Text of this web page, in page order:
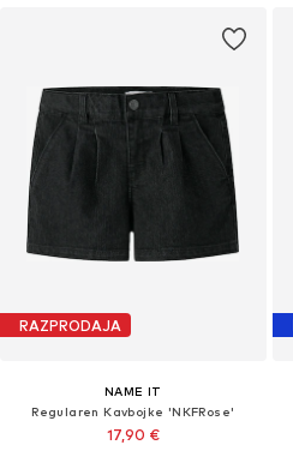
RAZPRODAJA
NAME IT
Regularen Kavbojke 'NKFRose'
17,90 €